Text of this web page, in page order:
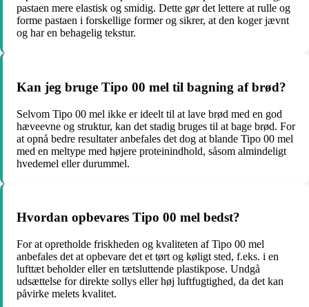
pastaen mere elastisk og smidig. Dette gør det lettere at rulle og
forme pastaen i forskellige former og sikrer, at den koger jævnt
og har en behagelig tekstur.
Kan jeg bruge Tipo 00 mel til bagning af brød?
Selvom Tipo 00 mel ikke er ideelt til at lave brød med en god
hæveevne og struktur, kan det stadig bruges til at bage brød. For
at opnå bedre resultater anbefales det dog at blande Tipo 00 mel
med en meltype med højere proteinindhold, såsom almindeligt
hvedemel eller durummel.
Hvordan opbevares Tipo 00 mel bedst?
For at opretholde friskheden og kvaliteten af Tipo 00 mel
anbefales det at opbevare det et tørt og køligt sted, f.eks. i en
lufttæt beholder eller en tætsluttende plastikpose. Undgå
udsættelse for direkte sollys eller høj luftfugtighed, da det kan
påvirke melets kvalitet.